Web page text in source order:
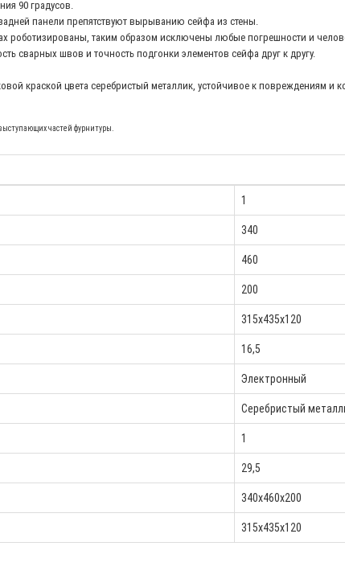
90 градусов.
панели препятствуют вырыванию сейфа из стены.
роботизированы, таким образом исключены любые погрешности и
сварных швов и точность подгонки элементов сейфа друг к другу.
краской цвета серебристый металлик, устойчивое к повреждениям и
частей фурнитуры.
1
340
460
200
315х435х120
16,5
Электронный
Серебристый
1
29,5
340x460x200
315х435х120